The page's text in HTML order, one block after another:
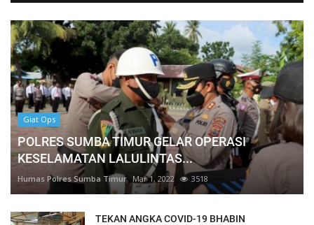
Giat Ops
POLRES SUMBA TIMUR GELAR OPERASI
KESELAMATAN LALULINTAS...
Humas Polres Sumba Timur Mar 1, 2022 3518
TEKAN ANGKA COVID-19 BHABIN